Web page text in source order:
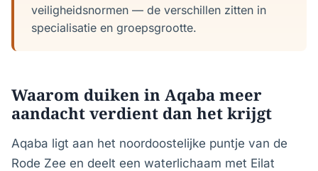
veiligheidsnormen — de verschillen zitten in
specialisatie en groepsgrootte.
Waarom duiken in Aqaba meer
aandacht verdient dan het krijgt
Aqaba ligt aan het noordoostelijke puntje van de
Rode Zee en deelt een waterlichaam met Eilat